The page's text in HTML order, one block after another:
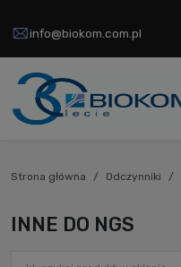
info@biokom.com.pl
Strona główna Odczynniki
INNE DO NGS